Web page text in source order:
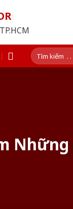
Tìm
kiếm:
Những